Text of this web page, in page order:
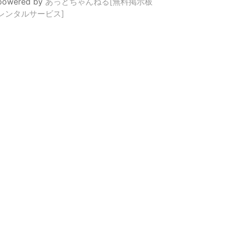
ンタルサービス]